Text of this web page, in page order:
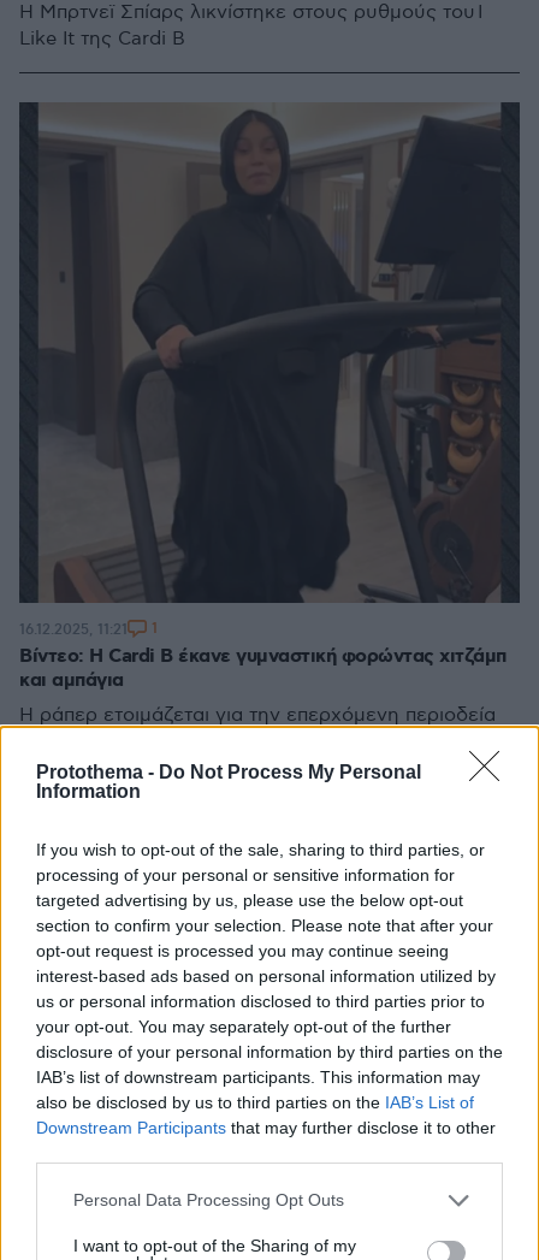
Protothema - Do Not Process My Personal
Information
If you wish to opt-out of the sale, sharing to third parties, or
processing of your personal or sensitive information for
targeted advertising by us, please use the below opt-out
section to confirm your selection. Please note that after your
opt-out request is processed you may continue seeing
interest-based ads based on personal information utilized by
us or personal information disclosed to third parties prior to
your opt-out. You may separately opt-out of the further
disclosure of your personal information by third parties on the
IAB’s list of downstream participants. This information may
also be disclosed by us to third parties on the IAB’s List of
Downstream Participants that may further disclose it to other
Please note that this website/app uses one or more Google
not limited to your visit or usage behaviour. You may click to
Personal Data Processing Opt Outs
I want to opt-out of the Sharing of my
Η Μπρτνεϊ Σπίαρς λικνίστηκε στους ρυθμούς του I
Like It της Cardi B
Βίντεο: Η Cardi B έκανε γυμναστική φορώντας χιτζάμπ
και αμπάγια
Η ράπερ ετοιμάζεται για την επερχόμενη περιοδεία
16.12.2025, 11:21 1